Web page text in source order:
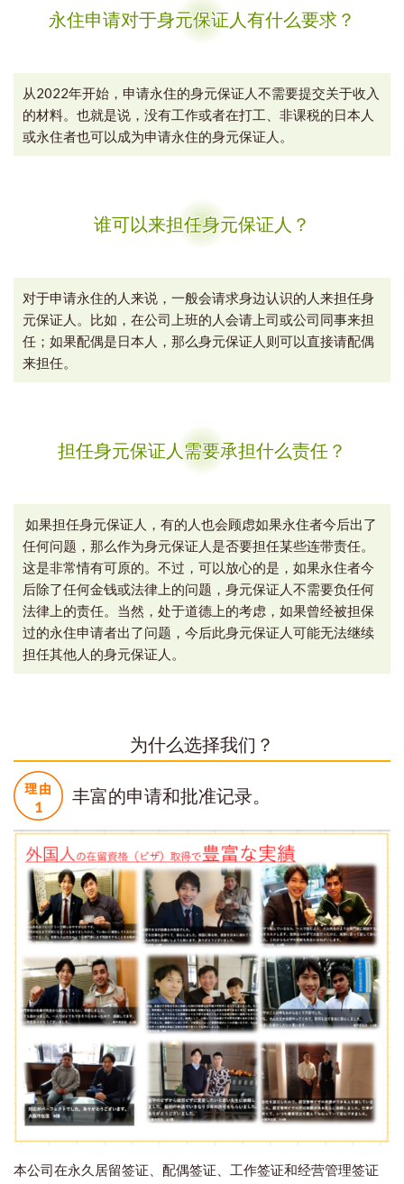
永住申请对于身元保证人有什么要求？
从2022年开始，申请永住的身元保证人不需要提交关于收入
的材料。也就是说，没有工作或者在打工、非课税的日本人
或永住者也可以成为申请永住的身元保证人。
谁可以来担任身元保证人？
对于申请永住的人来说，一般会请求身边认识的人来担任身
元保证人。比如，在公司上班的人会请上司或公司同事来担
任；如果配偶是日本人，那么身元保证人则可以直接请配偶
来担任。
担任身元保证人需要承担什么责任？
如果担任身元保证人，有的人也会顾虑如果永住者今后出了
任何问题，那么作为身元保证人是否要担任某些连带责任。
这是非常情有可原的。不过，可以放心的是，如果永住者今
后除了任何金钱或法律上的问题，身元保证人不需要负任何
法律上的责任。当然，处于道德上的考虑，如果曾经被担保
过的永住申请者出了问题，今后此身元保证人可能无法继续
担任其他人的身元保证人。
为什么选择我们？
丰富的申请和批准记录。
本公司在永久居留签证、配偶签证、工作签证和经营管理签证